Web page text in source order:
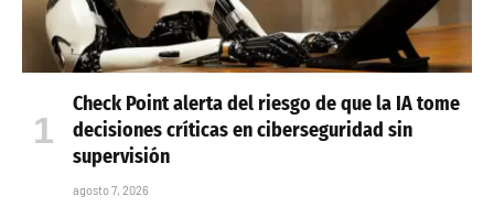
Check Point alerta del riesgo de que la IA tome
decisiones críticas en ciberseguridad sin
supervisión
agosto 7, 2026